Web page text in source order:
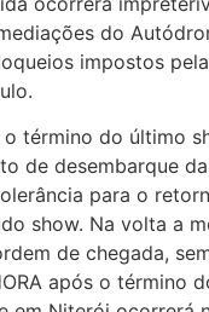
do
impostos
término do último
de desembarque
para o
show. Na volta a
de chegada,
após o término